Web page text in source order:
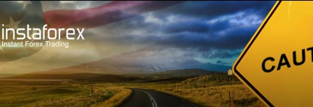
Ҳисоб-варағини тез очиш Савдо платформаси
Энди иш
учун
Инвесторлар учун Ҳамкорлар учун